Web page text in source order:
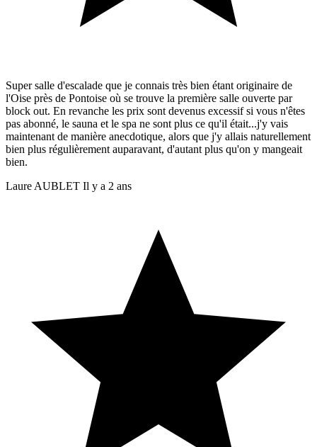
Super salle d'escalade que je connais très bien étant originaire de
l'Oise près de Pontoise où se trouve la première salle ouverte par
block out. En revanche les prix sont devenus excessif si vous n'êtes
pas abonné, le sauna et le spa ne sont plus ce qu'il était...j'y vais
maintenant de manière anecdotique, alors que j'y allais naturellement
bien plus régulièrement auparavant, d'autant plus qu'on y mangeait
bien.
Laure AUBLET Il y a 2 ans